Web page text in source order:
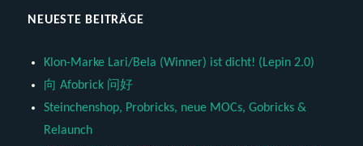
NEUESTE BEITRÄGE
Klon-Marke Lari/Bela (Winner) ist dicht! (Lepin 2.0)
向 Afobrick 问好
Steinchenshop, Probricks, neue MOCs, Gobricks &
Relaunch